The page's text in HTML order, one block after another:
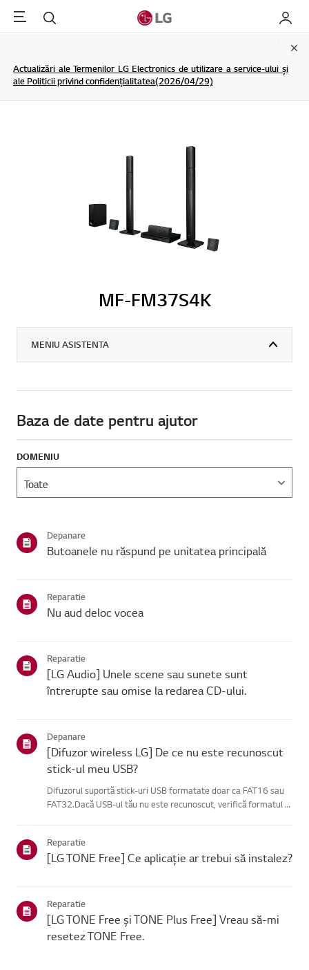
Menu Cautare My LG
Actualizări ale Termenilor LG Electronics de utilizare a service-ului și
ale Politicii privind confidențialitatea(2026/04/29)
MF-FM37S4K
MENIU ASISTENTA
Baza de date pentru ajutor
DOMENIU
Depanare
Butoanele nu răspund pe unitatea principală
Reparatie
Nu aud deloc vocea
Reparatie
[LG Audio] Unele scene sau sunete sunt
întrerupte sau omise la redarea CD-ului.
Depanare
[Difuzor wireless LG] De ce nu este recunoscut
stick-ul meu USB?
Difuzorul suportă stick-uri USB formatate doar ca FAT16 sau
FAT32.Dacă USB-ul tău nu este recunoscut, verifică formatul și
Reparatie
[LG TONE Free] Ce aplicație ar trebui să instalez?
Reparatie
[LG TONE Free și TONE Plus Free] Vreau să-mi
resetez TONE Free.